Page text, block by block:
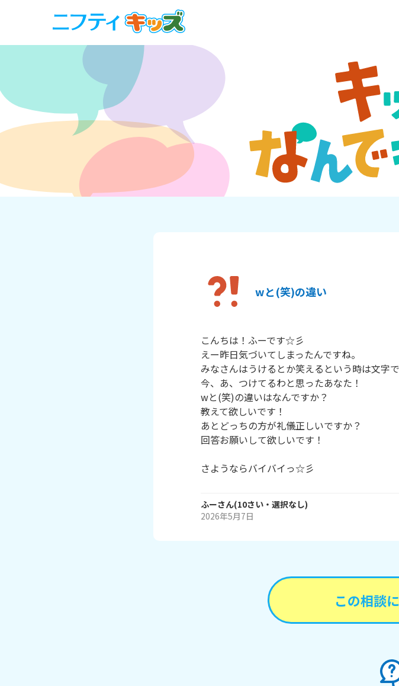
wと(笑)の違い
こんちは！ふーです☆彡
えー昨日気づいてしまったんですね。
みなさんはうけるとか笑えるという時は文字
今、あ、つけてるわと思ったあなた！
wと(笑)の違いはなんですか？
教えて欲しいです！
あとどっちの方が礼儀正しいですか？
回答お願いして欲しいです！
さようならバイバイっ☆彡
ふーさん(10さい・ 選択なし)
2026年5月7日
この相談